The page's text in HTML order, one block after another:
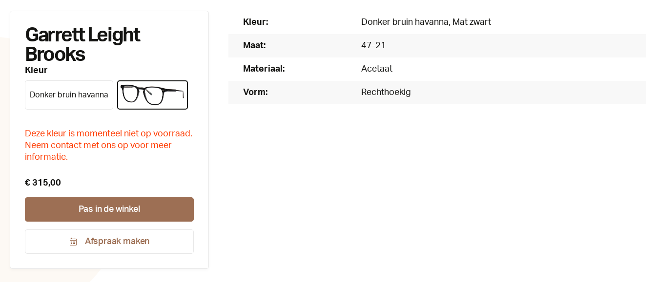
Garrett Leight
Brooks
Kleur
Donker bruin havanna
Deze kleur is momenteel niet op voorraad.
Neem contact met ons op voor meer
informatie.
€ 315,00
Pas in de winkel
Afspraak maken
Kleur: Donker bruin havanna, Mat zwart
Maat: 47-21
Materiaal: Acetaat
Vorm: Rechthoekig